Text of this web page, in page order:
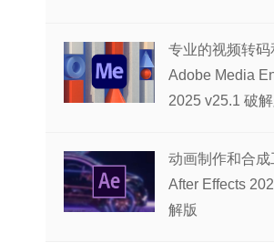
专业的视频转
Adobe Media
2025 v25.1 破
动画制作和合
After Effects
解版